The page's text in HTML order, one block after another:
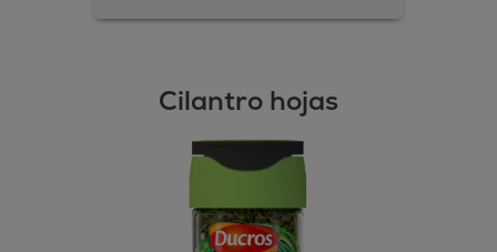
Cilantro hojas